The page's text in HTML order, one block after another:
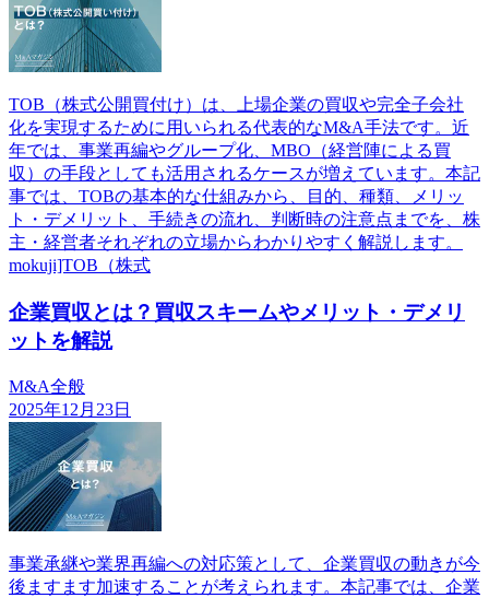
TOB（株式公開買付け）は、上場企業の買収や完全子会社
化を実現するために用いられる代表的なM&A手法です。近
年では、事業再編やグループ化、MBO（経営陣による買
収）の手段としても活用されるケースが増えています。本記
事では、TOBの基本的な仕組みから、目的、種類、メリッ
ト・デメリット、手続きの流れ、判断時の注意点までを、株
主・経営者それぞれの立場からわかりやすく解説します。
mokuji]TOB（株式
企業買収とは？買収スキームやメリット・デメリ
ットを解説
M&A全般
2025年12月23日
事業承継や業界再編への対応策として、企業買収の動きが今
後ますます加速することが考えられます。本記事では、企業